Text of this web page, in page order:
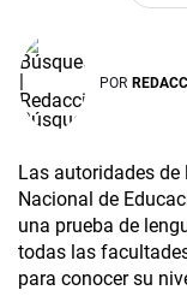
POR
Las autoridades
Nacional de
una prueba de
todas las
para conocer su